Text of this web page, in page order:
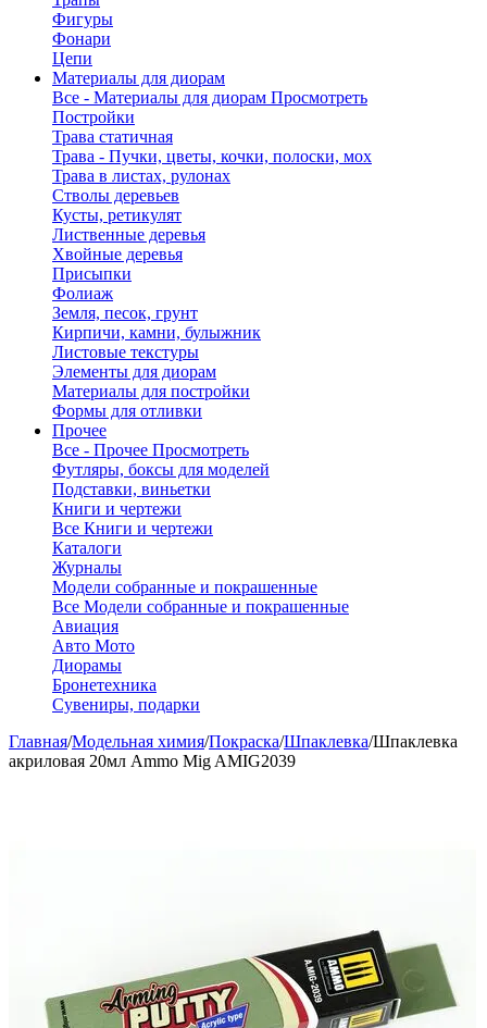
Фигуры
Фонари
Цепи
Материалы для диорам
Все - Материалы для диорам Просмотреть
Постройки
Трава статичная
Трава - Пучки, цветы, кочки, полоски, мох
Трава в листах, рулонах
Стволы деревьев
Кусты, ретикулят
Лиственные деревья
Хвойные деревья
Присыпки
Фолиаж
Земля, песок, грунт
Кирпичи, камни, булыжник
Листовые текстуры
Элементы для диорам
Материалы для постройки
Формы для отливки
Прочее
Все - Прочее Просмотреть
Футляры, боксы для моделей
Подставки, виньетки
Книги и чертежи
Все Книги и чертежи
Каталоги
Журналы
Модели собранные и покрашенные
Все Модели собранные и покрашенные
Авиация
Авто Мото
Диорамы
Бронетехника
Сувениры, подарки
Главная/Модельная химия/Покраска/Шпаклевка/Шпаклевка
акриловая 20мл Ammo Mig AMIG2039